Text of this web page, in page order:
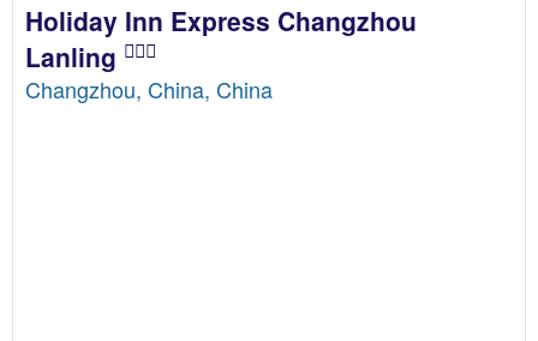
Holiday Inn Express Changzhou
Lanling
Changzhou, China, China